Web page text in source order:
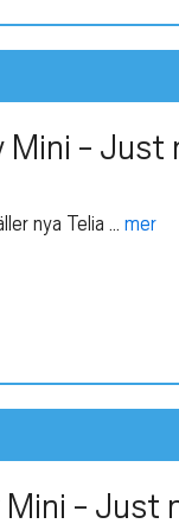
Mini -
nya Telia ... mer
Mini - Just